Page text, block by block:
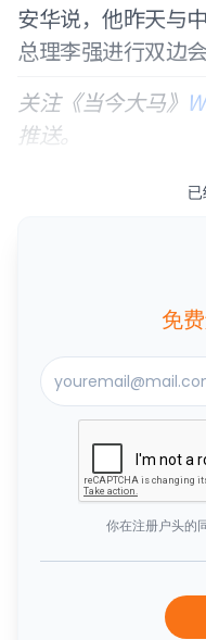
安华说，他昨天与
总理李强进行双边
关注《当今大马》
推送。
免
你在注册户头的